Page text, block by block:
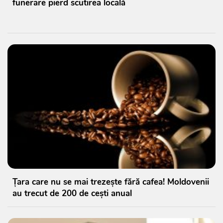
funerare pierd scutirea locală
Țara care nu se mai trezește fără cafea! Moldovenii
au trecut de 200 de cești anual